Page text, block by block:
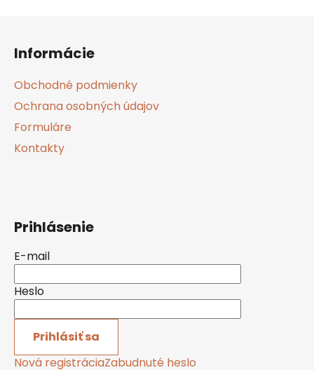
Informácie
Obchodné podmienky
Ochrana osobných údajov
Formuláre
Kontakty
Prihlásenie
E-mail
Heslo
Prihlásiť sa
Nová registráciaZabudnuté heslo